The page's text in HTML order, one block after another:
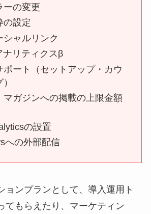
ーの変更
の設定
シャルリンク
ナリティクスβ
ポート（セットアップ・カウ
マガジンへの掲載の上限金額
の設置
への外部配信
ョンプランとして、導入運用ト
てもらえたり、マーケティン